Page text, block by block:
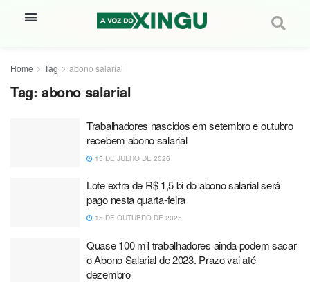
Home Tag abono salarial
Tag: abono salarial
Trabalhadores nascidos em setembro e outubro
recebem abono salarial
15 DE JULHO DE 2026
Lote extra de R$ 1,5 bi do abono salarial será
pago nesta quarta-feira
15 DE OUTUBRO DE 2025
Quase 100 mil trabalhadores ainda podem sacar
o Abono Salarial de 2023. Prazo vai até
dezembro